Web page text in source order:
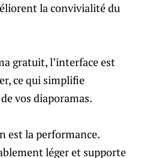
la convivialité du
gratuit, l’interface est
ce qui simplifie
vos diaporamas.
est la performance.
léger et supporte